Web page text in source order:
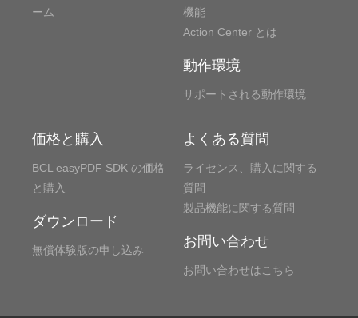
ーム
機能
Action Center とは
動作環境
サポートされる動作環境
価格と購入
BCL easyPDF SDK の価格
と購入
ダウンロード
無償体験版の申し込み
よくある質問
ライセンス、購入に関する
質問
製品機能に関する質問
お問い合わせ
お問い合わせはこちら